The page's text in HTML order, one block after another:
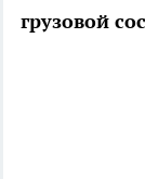
грузовой